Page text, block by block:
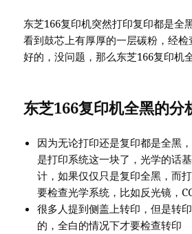
东芝166复印机突然打印复印都是全
看到鼓芯上有厚厚的一层碳粉，经
好的，没问题，那么东芝166复印机
东芝166复印机全黑的分
因为无论打印还是复印都是全黑
是打印系统这一块了，光学的话
计，如果仅仅只是复印全黑，而
要检查光学系统，比如反光镜，
很多人提到侧盖上转印，但是转
的，全白的情况下才要检查转印